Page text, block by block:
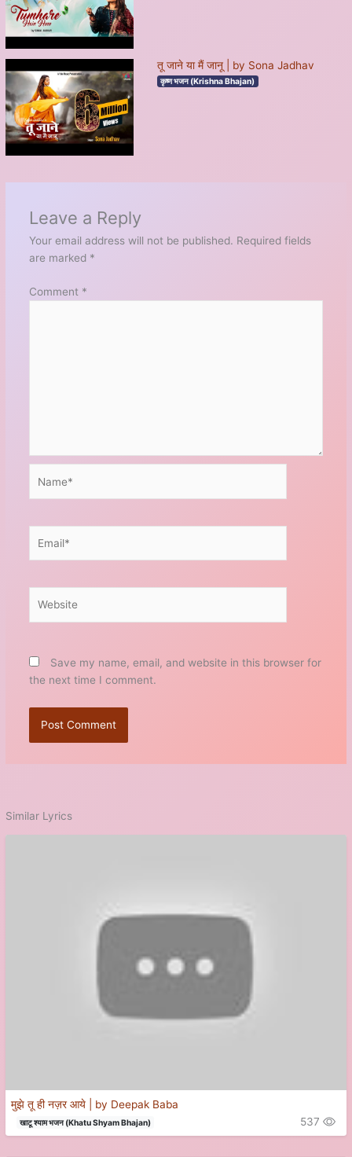
तू जाने या मैं जानू | by Sona Jadhav
कृष्ण भजन (Krishna Bhajan)
Leave a Reply
Your email address will not be published. Required fields
are marked *
Comment *
Save my name, email, and website in this browser for
the next time I comment.
Similar Lyrics
मुझे तू ही नज़र आये | by Deepak Baba
खाटू श्याम भजन (Khatu Shyam Bhajan) 537